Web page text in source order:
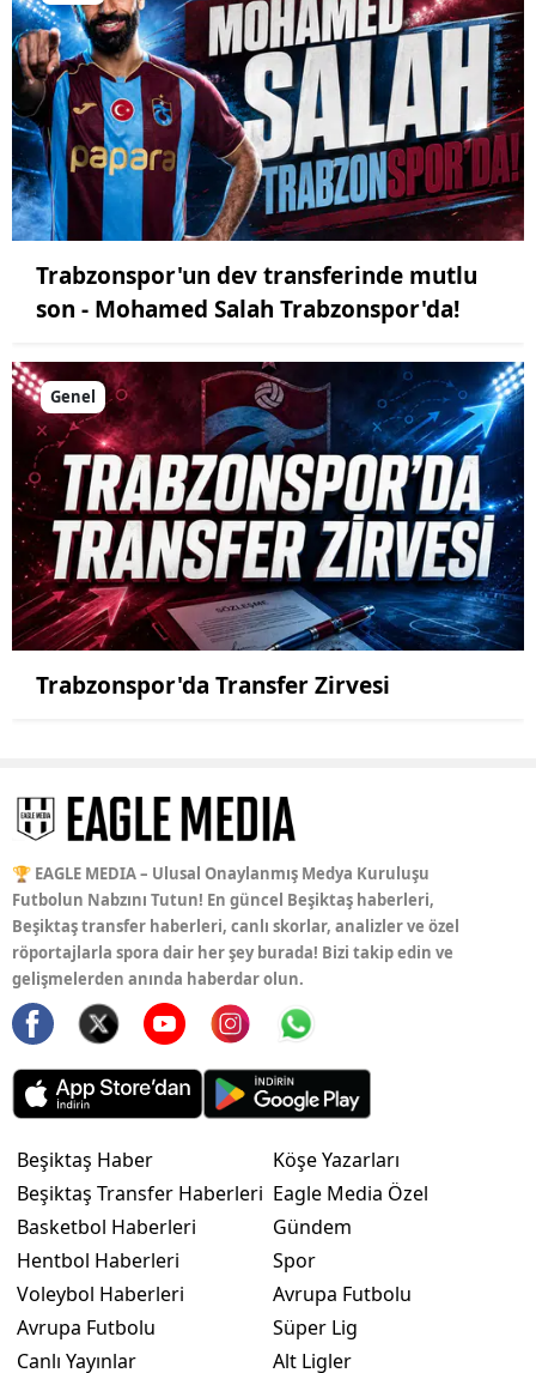
Trabzonspor'un dev transferinde mutlu
son - Mohamed Salah Trabzonspor'da!
Genel
Trabzonspor'da Transfer Zirvesi
🏆 EAGLE MEDIA – Ulusal Onaylanmış Medya Kuruluşu
Futbolun Nabzını Tutun! En güncel Beşiktaş haberleri,
Beşiktaş transfer haberleri, canlı skorlar, analizler ve özel
röportajlarla spora dair her şey burada! Bizi takip edin ve
gelişmelerden anında haberdar olun.
Beşiktaş Haber
Beşiktaş Transfer Haberleri
Basketbol Haberleri
Hentbol Haberleri
Voleybol Haberleri
Avrupa Futbolu
Canlı Yayınlar
Köşe Yazarları
Eagle Media Özel
Gündem
Spor
Avrupa Futbolu
Süper Lig
Alt Ligler